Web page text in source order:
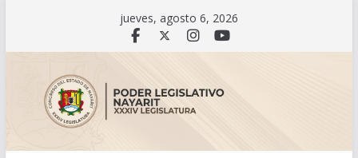
contenido
jueves, agosto 6, 2026